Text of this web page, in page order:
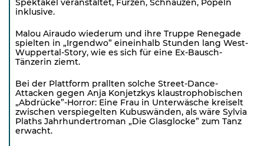
Spektakel veranstaltet, Furzen, Schnäuzen, Popeln
inklusive.
Malou Airaudo wiederum und ihre Truppe Renegade
spielten in „Irgendwo” eineinhalb Stunden lang West-
Wuppertal-Story, wie es sich für eine Ex-Bausch-
Tänzerin ziemt.
Bei der Plattform prallten solche Street-Dance-
Attacken gegen Anja Konjetzkys klaustrophobischen
„Abdrücke”-Horror: Eine Frau in Unterwäsche kreiselt
zwischen verspiegelten Kubuswänden, als wäre Sylvia
Plaths Jahrhundertroman „Die Glasglocke” zum Tanz
erwacht.